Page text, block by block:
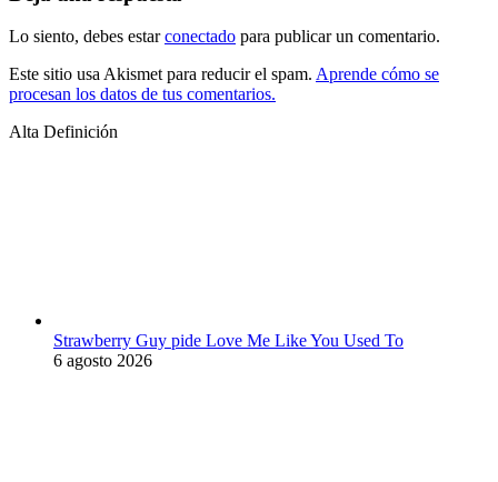
Lo siento, debes estarconectado para publicar un comentario.
Este sitio usa Akismet para reducir el spam. Aprende cómo se
procesan los datos de tus comentarios.
Alta Definición
Strawberry Guy pide Love Me Like You Used To
6 agosto 2026